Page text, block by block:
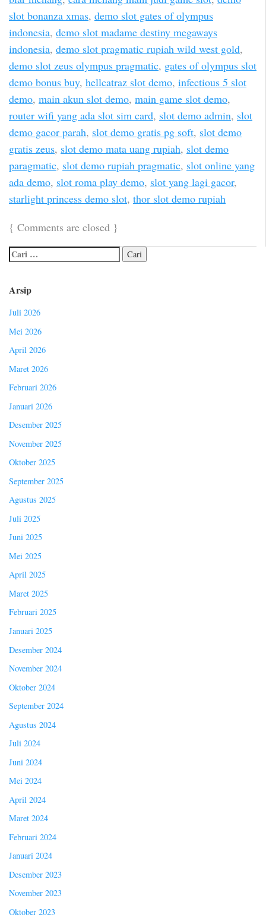
slot bonanza xmas, demo slot gates of olympus
indonesia, demo slot madame destiny megaways
indonesia, demo slot pragmatic rupiah wild west gold,
demo slot zeus olympus pragmatic, gates of olympus slot
demo bonus buy, hellcatraz slot demo, infectious 5 slot
demo, main akun slot demo, main game slot demo,
router wifi yang ada slot sim card, slot demo admin, slot
demo gacor parah, slot demo gratis pg soft, slot demo
gratis zeus, slot demo mata uang rupiah, slot demo
paragmatic, slot demo rupiah pragmatic, slot online yang
ada demo, slot roma play demo, slot yang lagi gacor,
starlight princess demo slot, thor slot demo rupiah
{ Comments are closed }
Arsip
Juli 2026
Mei 2026
April 2026
Maret 2026
Februari 2026
Januari 2026
Desember 2025
November 2025
Oktober 2025
September 2025
Agustus 2025
Juli 2025
Juni 2025
Mei 2025
April 2025
Maret 2025
Februari 2025
Januari 2025
Desember 2024
November 2024
Oktober 2024
September 2024
Agustus 2024
Juli 2024
Juni 2024
Mei 2024
April 2024
Maret 2024
Februari 2024
Januari 2024
Desember 2023
November 2023
Oktober 2023